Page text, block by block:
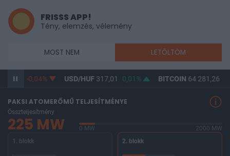
FRISSS APP!
Tény, elemzés, vélemény
MOST NEM LETÖLTÖM
-0,04% USD/HUF317,01 0,01% BITCOIN64 281,26
PAKSI ATOMERŐMŰ TELJESÍTMÉNYE
Összteljesítmény
225 MW 0 MW
2000 MW
1. blokk
2. blokk